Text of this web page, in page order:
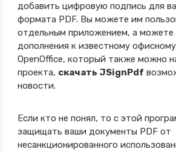
добавить цифровую подпись для
формата PDF. Вы можете им
отдельным приложением, а можете
дополнения к известному
OpenOffice, который также можно
проекта, скачать JSignPdf
новости.
Если кто не понял, то с этой
защищать ваши документы PDF от
несанкционированного